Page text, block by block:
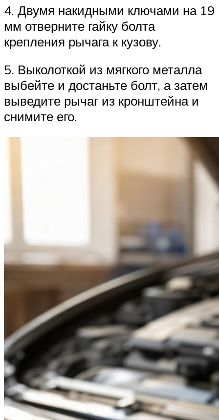
4. Двумя накидными ключами на 19
мм отверните гайку болта
крепления рычага к кузову.
5. Выколоткой из мягкого металла
выбейте и достаньте болт, а затем
выведите рычаг из кронштейна и
снимите его.